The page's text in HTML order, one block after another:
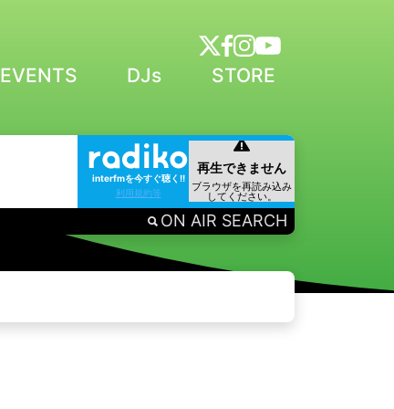
EVENTS DJs STORE
interfmを今すぐ聴く!!
利用規約等
ON AIR SEARCH